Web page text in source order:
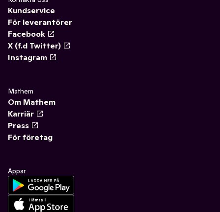
Kundservice
För leverantörer
Facebook
X (f.d Twitter)
Instagram
Mathem
Om Mathem
Karriär
Press
För företag
Appar